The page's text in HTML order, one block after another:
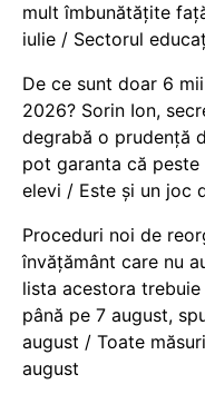
mult îmbunătățite
iulie / Sectorul
De ce sunt doar 6
2026? Sorin Ion,
degrabă o prudență
pot garanta că
elevi / Este și un joc
Proceduri noi de
învățământ care nu
lista acestora
până pe 7 august,
august / Toate
august